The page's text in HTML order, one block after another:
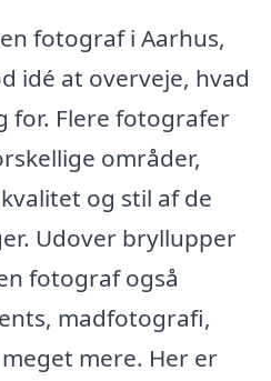
fotograf i Aarhus,
idé at overveje, hvad
for. Flere fotografer
områder,
og stil af de
Udover bryllupper
fotograf også
madfotografi,
mere. Her er